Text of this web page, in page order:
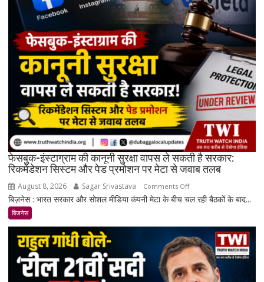
चांदी
₹14,094
महंगी,
रिकॉर्ड
के
करीब
पहुंचे
दाम
फेसबुक-इंस्टाग्राम की कानूनी सुरक्षा वापस ले सकती है सरकार:
रिकमेंडेशन सिस्टम और पेड प्रमोशन पर मेटा से जवाब तलब
August 8, 2026 Sagar Srivastava Comments Offon
फेसबुक-
की
कानूनी
सुरक्षा
वापस
ले
बिज़नेस : भारत सरकार और सोशल मीडिया कंपनी मेटा के बीच चल रही बैठकों के बाद...
बिजनेस